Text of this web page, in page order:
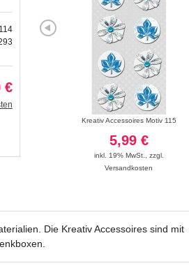
€
Kreativ Accessoires Motiv 115
5,99 €
inkl. 19% MwSt.
zzgl.
Versandkosten
Die Kreativ Accessoires sind mit